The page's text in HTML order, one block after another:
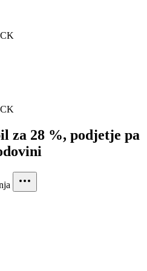
za 28 %, podjetje pa